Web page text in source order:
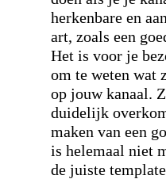
herkenbare en
art, zoals een
Het is voor je
om te weten wat
op jouw kanaal.
duidelijk
maken van een
is helemaal niet
de juiste